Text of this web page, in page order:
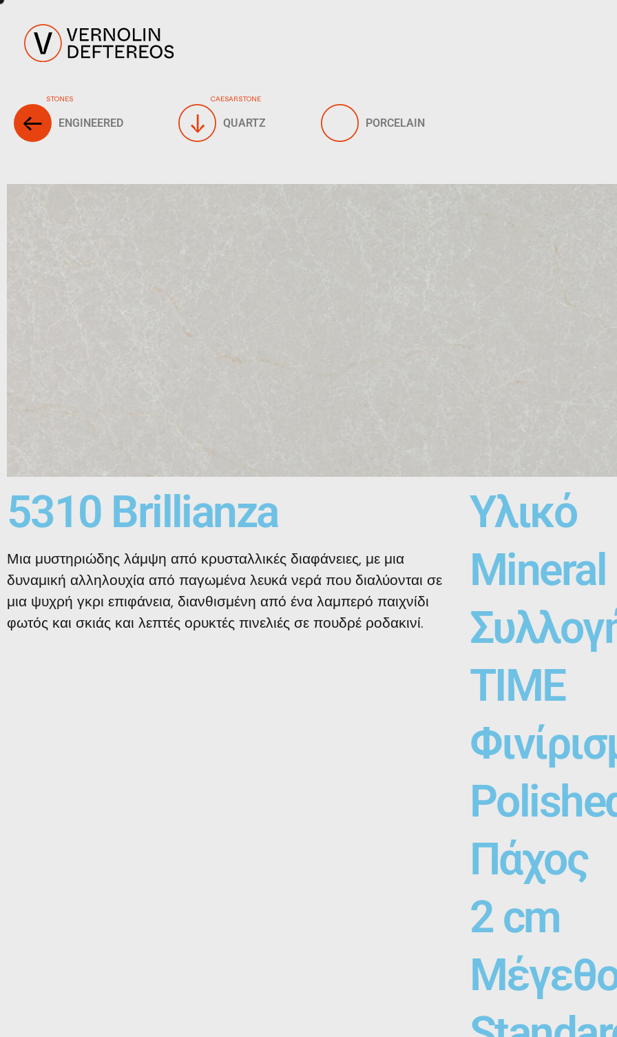
ENGINEERED
STONES
QUARTZ
CAESARSTONE
PORCELAIN
5310 Brillianza
Μια μυστηριώδης λάμψη από κρυσταλλικές διαφάνειες, με μια
δυναμική αλληλουχία από παγωμένα λευκά νερά που διαλύονται σε
μια ψυχρή γκρι επιφάνεια, διανθισμένη από ένα λαμπερό παιχνίδι
φωτός και σκιάς και λεπτές ορυκτές πινελιές σε πουδρέ ροδακινί.
Υλικό
Mineral
TIME
Πάχος
2 cm